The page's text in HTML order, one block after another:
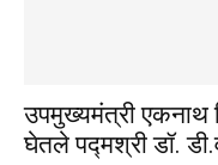
उपमुख्यमंत्री एकनाथ
घेतले पद्मश्री डॉ.